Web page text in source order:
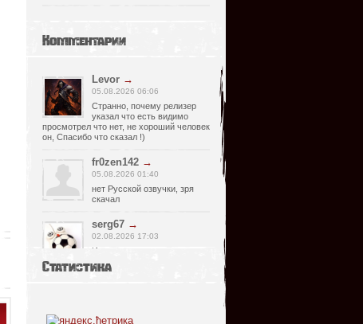
Комментарии
Levor →
05.08.2026 06:06
Странно, почему релизер
указал что есть видимо
просмотрел что нет, не хороший человек
он, Спасибо что сказал !)
fr0zen142 →
05.08.2026 01:40
нет Русской озвучки, зря
скачал
serg67 →
02.08.2026 17:03
Игра интересная,а снизил
уменьшения экрана,играешь только на
Статистика